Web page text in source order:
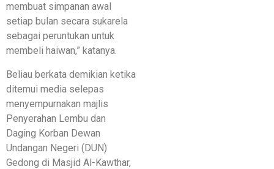
membuat simpanan awal
setiap bulan secara sukarela
sebagai peruntukan untuk
membeli haiwan,” katanya.
Beliau berkata demikian ketika
ditemui media selepas
menyempurnakan majlis
Penyerahan Lembu dan
Daging Korban Dewan
Undangan Negeri (DUN)
Gedong di Masjid Al-Kawthar,